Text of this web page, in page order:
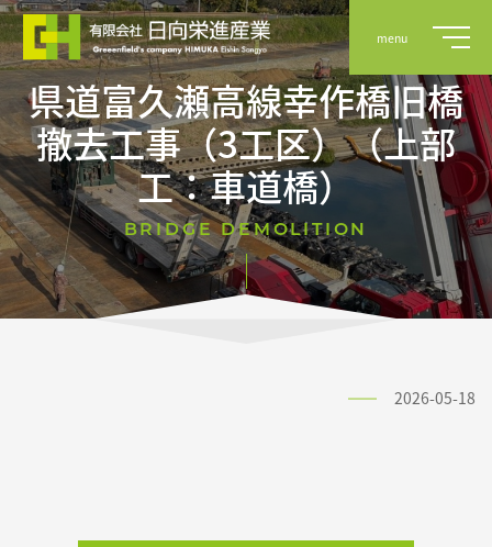
menu
事業案内
実績
県道富久瀬高線幸作橋旧橋
撤去工事（3工区）（上部
工：車道橋）
BRIDGE DEMOLITION
2026-05-18